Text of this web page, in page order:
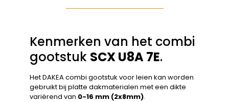
Kenmerken van het combi
gootstuk SCX U8A 7E.
Het DAKEA combi gootstuk voor leien kan worden
gebruikt bij platte dakmaterialen met een dikte
variërend van 0-16 mm (2x8mm).